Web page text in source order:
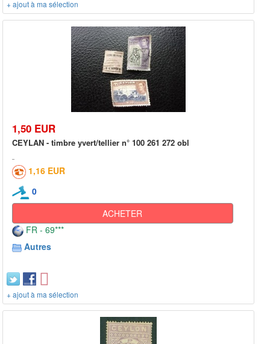
+ ajout à ma sélection
1,50 EUR
CEYLAN - timbre yvert/tellier n° 100 261 272 obl
1,16 EUR
0
ACHETER
FR - 69***
Autres
+ ajout à ma sélection